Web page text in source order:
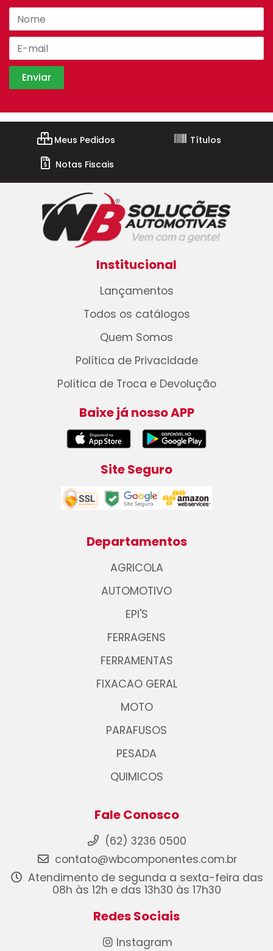
Meus Pedidos
Títulos
Notas Fiscais
Institucional
Lançamentos
Todos os catálogos
Quem Somos
Política de Privacidade
Política de Troca e Devolução
Baixe já nosso APP
Site Seguro
Departamentos
AGRICOLA
AUTOMOTIVO
EPI'S
FERRAGENS
FERRAMENTAS
FIXACAO GERAL
MOTO
PARAFUSOS
PESADA
QUIMICOS
Fale Conosco
(62) 3236 0500
contato@wbcomponentes.com.br
Atendimento de segunda a sexta-feira das
08h às 12h e das 13h30 às 17h30
Redes Sociais
Instagram